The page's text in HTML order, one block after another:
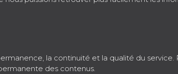
la continuité et la qualité du service.
des contenus.